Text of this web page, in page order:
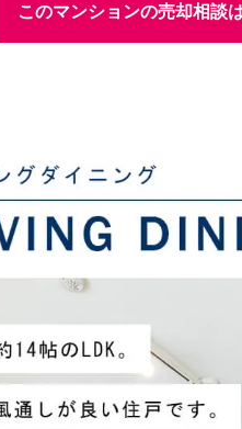
このマンションの売却相談